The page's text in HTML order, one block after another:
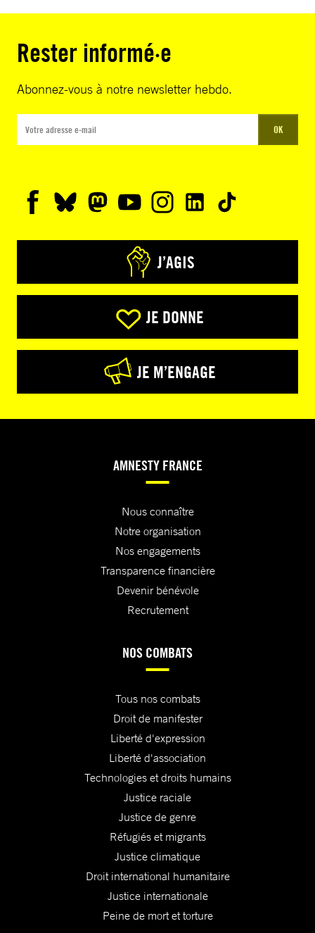
Rester informé·e
Abonnez-vous à notre newsletter hebdo.
OK
J’AGIS
JE DONNE
JE M’ENGAGE
AMNESTY FRANCE
Nous connaître
Notre organisation
Nos engagements
Transparence financière
Devenir bénévole
Recrutement
NOS COMBATS
Tous nos combats
Droit de manifester
Liberté d'expression
Liberté d'association
Technologies et droits humains
Justice raciale
Justice de genre
Réfugiés et migrants
Justice climatique
Droit international humanitaire
Justice internationale
Peine de mort et torture